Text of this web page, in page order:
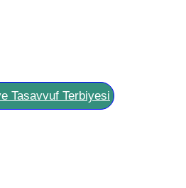
Tasavvuf Terbiyesi